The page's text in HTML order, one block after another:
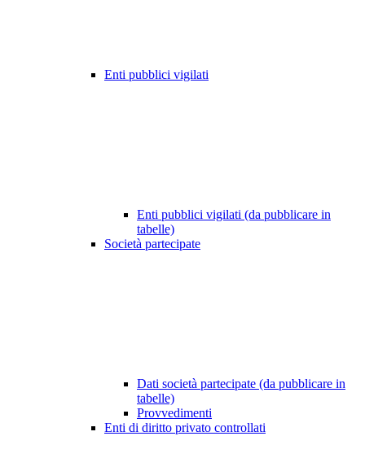
Enti pubblici vigilati
Enti pubblici vigilati (da pubblicare in
tabelle)
Società partecipate
Dati società partecipate (da pubblicare in
tabelle)
Provvedimenti
Enti di diritto privato controllati